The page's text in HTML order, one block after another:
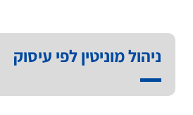
ניהול מוניטין לפי עיסוק